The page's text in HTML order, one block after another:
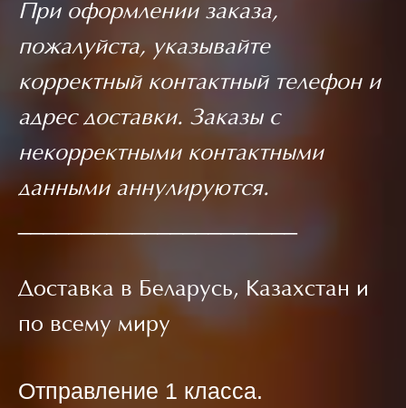
При оформлении заказа,
пожалуйста, указывайте
корректный контактный телефон и
адрес доставки. Заказы с
некорректными контактными
данными аннулируются.
Доставка в Беларусь, Казахстан и
по всему миру
Отправление 1 класса.